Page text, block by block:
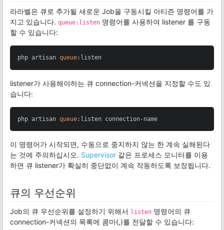
라라벨은 큐로 추가될 새로운 Job을 구동시킬 아티즌 명령어를 가
지고 있습니다. queue:listen 명령어를 사용하여 listener 를 구동
할 수 있습니다:
php artisan queue :listen
listener가 사용해야하는 큐 connection-커넥션을 지정할 수도 있
습니다:
php artisan queue :listen connection-name
이 명령어가 시작되면, 수동으로 중지하지 않는 한 계속 실해된다
는 것에 주의하십시오. Supervisor 같은 프로세스 모니터를 이용
하면 큐 listener가 확실히 중단없이 계속 작동하도록 보장됩니다.
큐의 우선순위
Job의 큐 우선순위를 설정하기 위해서 listen 명령어의 큐
connection-커넥션의 목록에 콤마(,)를 전달할 수 있습니다: